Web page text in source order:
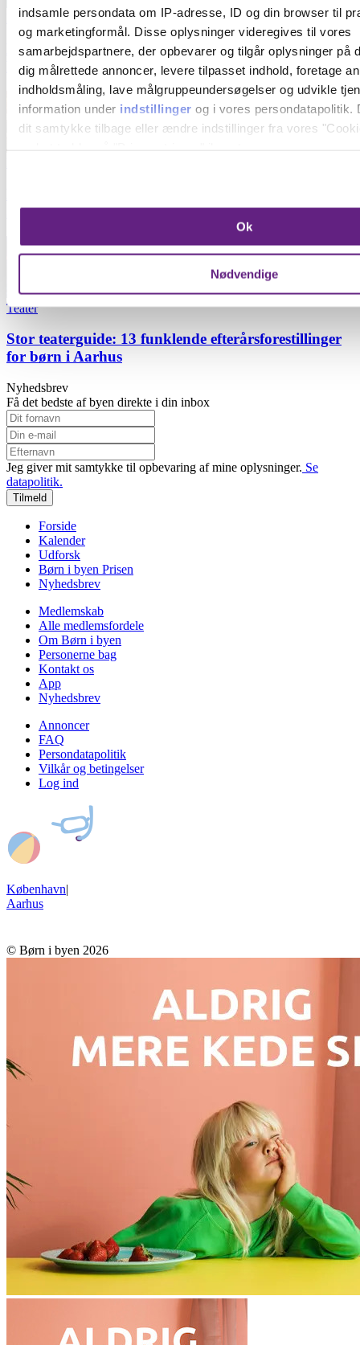
indsamle persondata om IP-adresse, ID og din browser til
og marketingformål. Disse oplysninger videregives til vores
samarbejdspartnere, der opbevarer og tilgår oplysninger på
dig målrettede annoncer, levere tilpasset indhold, foretage
indholdsmåling, lave målgruppeundersøgelser og udvikle
information under indstillinger og i vores
dit samtykke tilbage eller ændre indstillinger fra vores
Indsamle præcise oplysninger om din placering, der
Identificere din enhed baseret på en scanning af
analysere vores trafik. Vi deler også oplysninger om din
hjemmeside med vores partnere.
Ok
Nødvendige
Kultur
Børneteater fra 6 år: Se det fantastiske eventyr om
Den Lille Prins på Godsbanen
Japansk inspireret univers med to nye forlystelser
Teater
Stor teaterguide: 13 funklende efterårsforestillinger
for børn i Aarhus
Nyhedsbrev
Få det bedste af byen direkte i din inbox
Jeg giver mit samtykke til opbevaring af mine oplysninger. Se
datapolitik.
Tilmeld
Forside
Kalender
Udforsk
Børn i byen Prisen
Nyhedsbrev
Medlemskab
Alle medlemsfordele
Om Børn i byen
Personerne bag
Kontakt os
App
Nyhedsbrev
Annoncer
FAQ
Persondatapolitik
Vilkår og betingelser
Log ind
København|
Aarhus
© Børn i byen 2026